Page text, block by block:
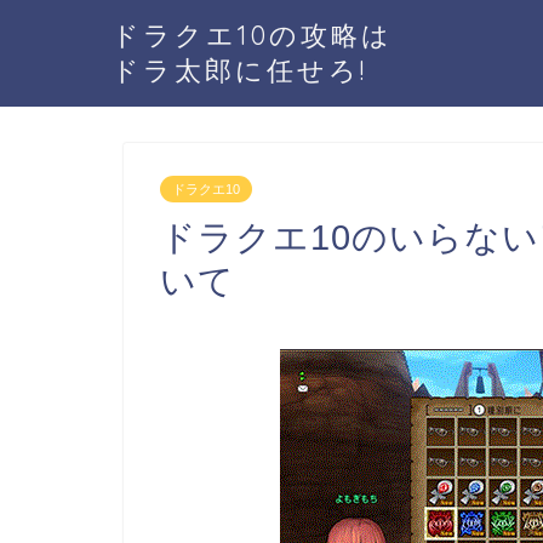
ドラクエ10の攻略は
ドラ太郎に任せろ!
ドラクエ10
ドラクエ10のいらな
いて